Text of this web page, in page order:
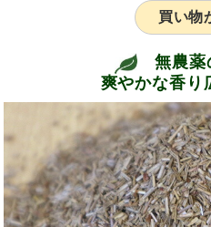
買い物
無農薬
爽やかな香り